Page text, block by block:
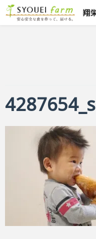
4287654_s